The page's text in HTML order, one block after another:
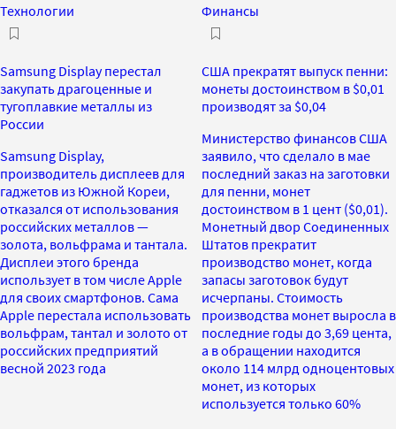
Технологии
Samsung Display перестал
закупать драгоценные и
тугоплавкие металлы из
России
Samsung Display,
производитель дисплеев для
гаджетов из Южной Кореи,
отказался от использования
российских металлов —
золота, вольфрама и тантала.
Дисплеи этого бренда
использует в том числе Apple
для своих смартфонов. Сама
Apple перестала использовать
вольфрам, тантал и золото от
российских предприятий
весной 2023 года
Финансы
США прекратят выпуск пенни:
монеты достоинством в $0,01
производят за $0,04
Министерство финансов США
заявило, что сделало в мае
последний заказ на заготовки
для пенни, монет
достоинством в 1 цент ($0,01).
Монетный двор Соединенных
Штатов прекратит
производство монет, когда
запасы заготовок будут
исчерпаны. Стоимость
производства монет выросла в
последние годы до 3,69 цента,
а в обращении находится
около 114 млрд одноцентовых
монет, из которых
используется только 60%